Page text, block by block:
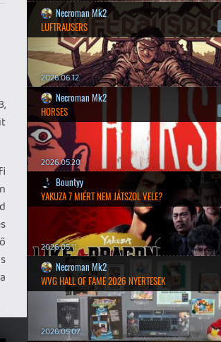
Necroman Mk2
LUFTRAUSERS
2026.06.12.
Necroman Mk2
HORSES
2026.05.20.
Bountyy
YAKUZA 7 MIÉRT NEM JÁTSZOL VELE?
2026.05.11.
Necroman Mk2
WVG HALL OF FAME 2026 NYERTESEK
2026.05.07.